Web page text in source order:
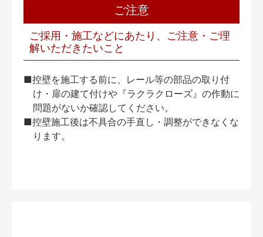
ご注意
ご採用・施工などにあたり、ご注意・ご理
解いただきたいこと
■控壁を施工する前に、レール等の部品の取り付
け・扉の建て付けや『ラクラクローズ』の作動に
問題がないか確認してください。
■控壁施工後は不具合の手直し・調整ができなくな
ります。